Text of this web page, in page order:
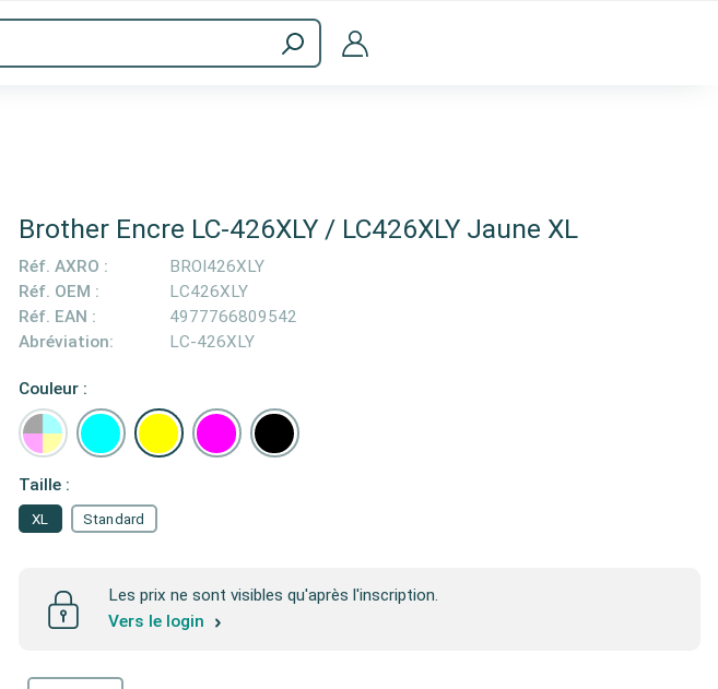
Appareils ménagers Accessoires informatiques
Brother Encre LC-426XLY / LC426XLY Jaune XL
Réf. AXRO :
BROI426XLY
Réf. OEM :
LC426XLY
Réf. EAN :
4977766809542
Abréviation:
LC-426XLY
Couleur :
Taille :
XL Standard
Les prix ne sont visibles qu'après l'inscription.
Vers le login